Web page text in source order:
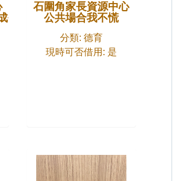
長
石圍角家長資源中心
公共場合我不慌
分類: 德育
現時可否借用: 是